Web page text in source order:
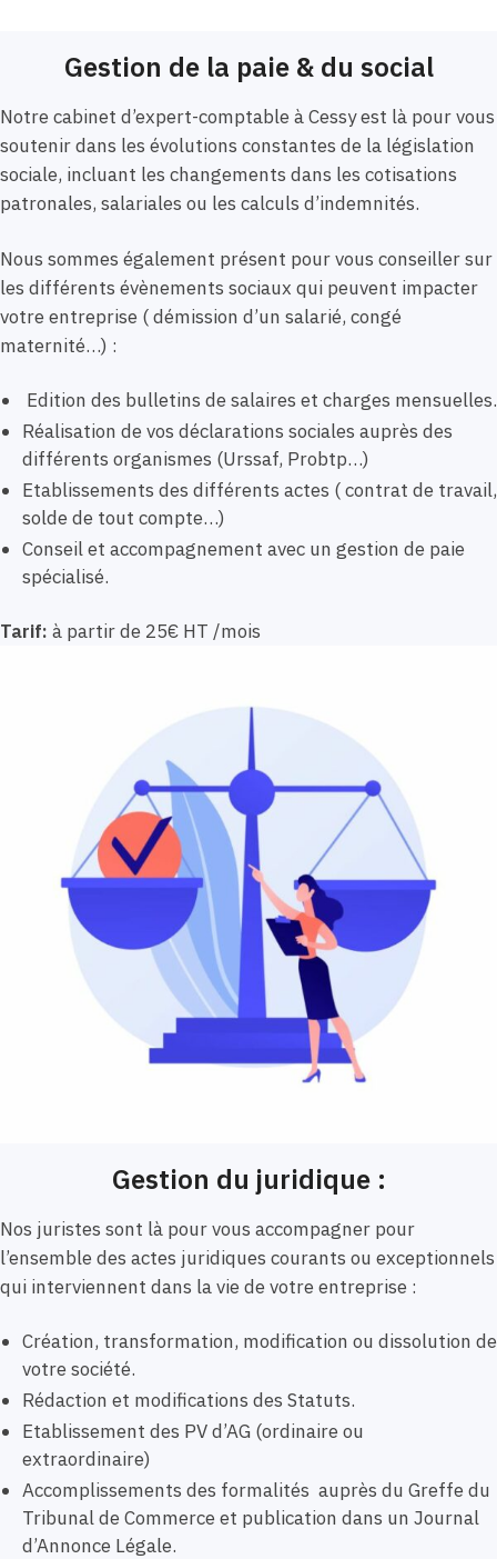
Gestion de la paie & du social
Notre cabinet d’expert-comptable à Cessy est là pour vous
soutenir dans les évolutions constantes de la législation
sociale, incluant les changements dans les cotisations
patronales, salariales ou les calculs d’indemnités.
Nous sommes également présent pour vous conseiller sur
les différents évènements sociaux qui peuvent impacter
votre entreprise ( démission d’un salarié, congé
maternité…) :
Edition des bulletins de salaires et charges mensuelles.
Réalisation de vos déclarations sociales auprès des
différents organismes (Urssaf, Probtp…)
Etablissements des différents actes ( contrat de travail,
solde de tout compte…)
Conseil et accompagnement avec un gestion de paie
spécialisé.
Tarif: à partir de 25€ HT /mois
Gestion du juridique :
Nos juristes sont là pour vous accompagner pour
l’ensemble des actes juridiques courants ou exceptionnels
qui interviennent dans la vie de votre entreprise :
Création, transformation, modification ou dissolution de
votre société.
Rédaction et modifications des Statuts.
Etablissement des PV d’AG (ordinaire ou
extraordinaire)
Accomplissements des formalités auprès du Greffe du
Tribunal de Commerce et publication dans un Journal
d’Annonce Légale.